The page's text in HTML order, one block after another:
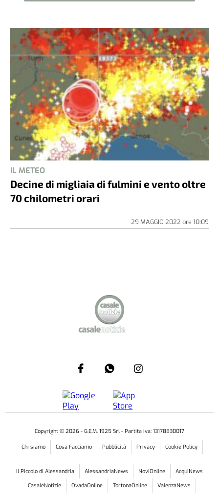
IL METEO
Decine di migliaia di fulmini e vento oltre
70 chilometri orari
29 MAGGIO 2022 ore 10:09
Copyright © 2026 - G.E.M. 1925 Srl - Partita iva: 13178830017
Chi siamo Cosa Facciamo Pubblicità Privacy Cookie Policy
Il Piccolo di Alessandria AlessandriaNews NoviOnline
AcquiNews
CasaleNotizie
OvadaOnline TortonaOnline ValenzaNews